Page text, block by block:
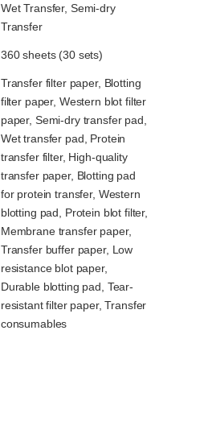
Wet Transfer, Semi-dry
Transfer
360 sheets (30 sets)
Transfer filter paper, Blotting
filter paper, Western blot filter
paper, Semi-dry transfer pad,
Wet transfer pad, Protein
transfer filter, High-quality
transfer paper, Blotting pad
for protein transfer, Western
blotting pad, Protein blot filter,
Membrane transfer paper,
Transfer buffer paper, Low
resistance blot paper,
Durable blotting pad, Tear-
resistant filter paper, Transfer
consumables